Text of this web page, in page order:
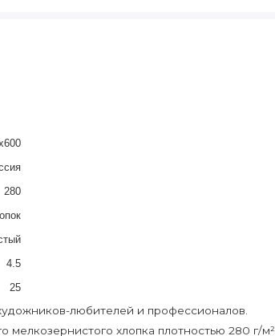
280
4.5
25
любителей и профессионалов.
мелкозернистого хлопка плотностью 280 г/м²,